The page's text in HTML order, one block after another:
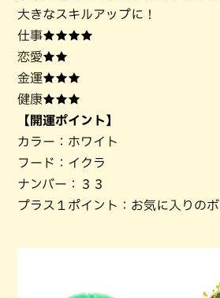
大きなスキルアップに！
仕事★★★★
恋愛★★
金運★★★
健康★★★
【開運ポイント】
カラー：ホワイト
フード：イクラ
ナンバー：３３
プラス１ポイント：お気に入りの